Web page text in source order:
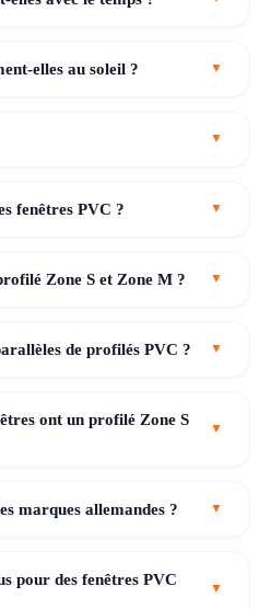
elles au soleil ?
fenêtres PVC ?
Zone S et Zone M ?
de profilés PVC ?
ont un profilé Zone S
marques allemandes ?
pour des fenêtres PVC